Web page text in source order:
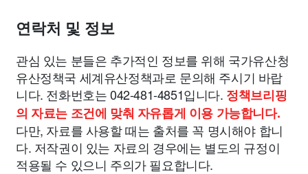
연락처 및 정보
관심 있는 분들은 추가적인 정보를 위해 국가유산청
유산정책국 세계유산정책과로 문의해 주시기 바랍
니다. 전화번호는 042-481-4851입니다. 정책브리핑
의 자료는 조건에 맞춰 자유롭게 이용 가능합니다.
다만, 자료를 사용할 때는 출처를 꼭 명시해야 합니
다. 저작권이 있는 자료의 경우에는 별도의 규정이
적용될 수 있으니 주의가 필요합니다.